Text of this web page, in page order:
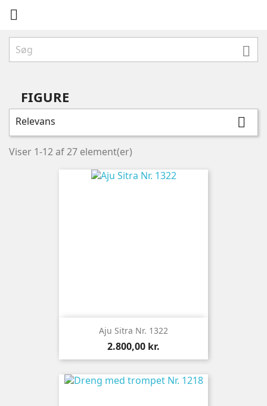


FIGURE
Relevans 
Viser 1-12 af 27 element(er)
Aju Sitra Nr. 1322
Pris
2.800,00 kr.